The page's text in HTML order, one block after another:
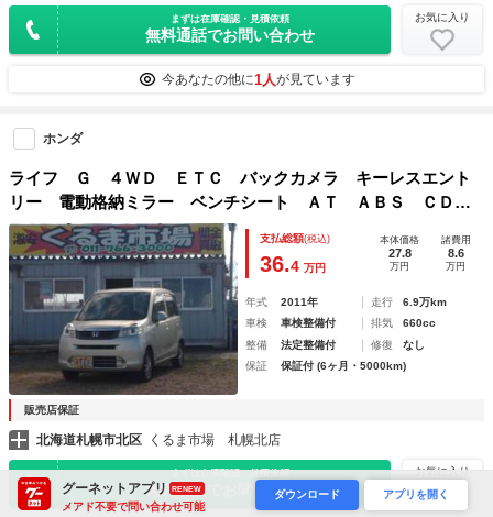
まずは在庫確認・見積依頼
無料通話でお問い合わせ
お気に入り
今あなたの他に1人が見ています
ホンダ
ライフ Ｇ ４ＷＤ ＥＴＣ バックカメラ キーレスエント
リー 電動格納ミラー ベンチシート ＡＴ ＡＢＳ ＣＤ
アルミホイール 衝突安全ボディ エアコン パワーステアリ
ング パワーウィンドウ
支払総額(税込)
36.4 万円
本体価格
27.8
万円
諸費用
8.6
万円
年式 2011年 走行
6.9万km
車検
車検整備付 排気
660cc
整備
法定整備付 修復
なし
保証
保証付 (6ヶ月・5000km)
販売店保証
北海道札幌市北区 くるま市場 札幌北店
まずは在庫確認・見積依頼
無料通話でお問い合わせ
お気に入り
グーネットアプリ RENEW
メアド不要で問い合わせ可能
ダウンロード アプリを開く